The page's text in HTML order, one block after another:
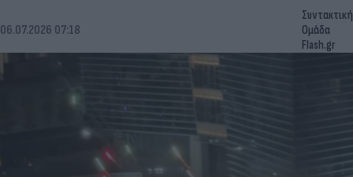
06.07.2026 07:18
Συντακτική
Ομάδα
Flash.gr